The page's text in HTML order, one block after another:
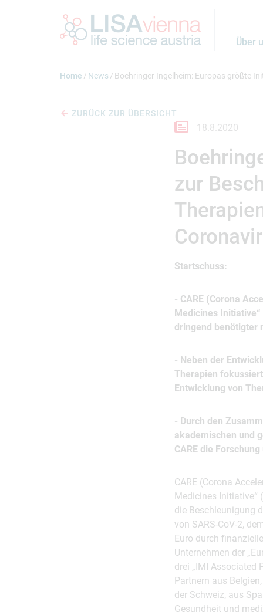
Über
Home News Boehringer Ingelheim: Europas größte
ZURÜCK ZUR ÜBERSICHT
18.8.2020
zur
Startschuss:
- CARE (Corona
Medicines
dringend benötigter
- Neben der
Therapien
Entwicklung von
- Durch den
akademischen und
CARE die
CARE (Corona
Medicines Initiative“
die Beschleunigung
von SARS-CoV-2,
Euro durch
Unternehmen der
drei „IMI Associated
Partnern aus
der Schweiz, aus
Gesundheit und